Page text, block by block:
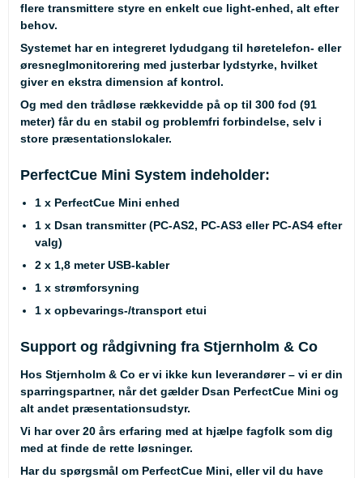
flere transmittere styre en enkelt cue light-enhed, alt efter
behov.
Systemet har en integreret lydudgang til høretelefon- eller
øresneglmonitorering med justerbar lydstyrke, hvilket
giver en ekstra dimension af kontrol.
Og med den trådløse rækkevidde på op til 300 fod (91
meter) får du en stabil og problemfri forbindelse, selv i
store præsentationslokaler.
PerfectCue Mini System indeholder:
1 x PerfectCue Mini enhed
1 x Dsan transmitter (PC-AS2, PC-AS3 eller PC-AS4 efter
valg)
2 x 1,8 meter USB-kabler
1 x strømforsyning
1 x opbevarings-/transport etui
Support og rådgivning fra Stjernholm & Co
Hos Stjernholm & Co er vi ikke kun leverandører – vi er din
sparringspartner, når det gælder Dsan PerfectCue Mini og
alt andet præsentationsudstyr.
Vi har over 20 års erfaring med at hjælpe fagfolk som dig
med at finde de rette løsninger.
Har du spørgsmål om PerfectCue Mini, eller vil du have